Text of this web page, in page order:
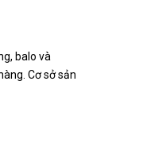
balo và
Cơ sở sản